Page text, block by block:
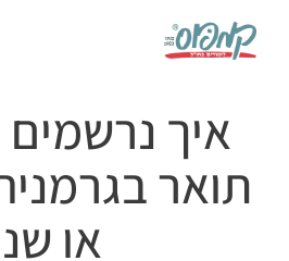
content
איך נרשמים
תואר
או